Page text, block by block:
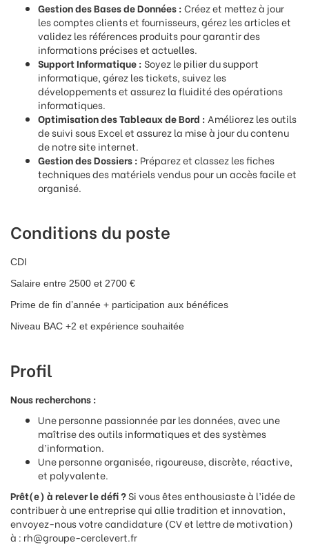
Gestion des Bases de Données :Créez et mettez à jour
les comptes clients et fournisseurs, gérez les articles et
validez les références produits pour garantir des
informations précises et actuelles.
Support Informatique :Soyez le pilier du support
informatique, gérez les tickets, suivez les
développements et assurez la fluidité des opérations
informatiques.
Optimisation des Tableaux de Bord : Améliorez les outils
de suivi sous Excel et assurez la mise à jour du contenu
de notre site internet.
Gestion des Dossiers : Préparez et classez les fiches
techniques des matériels vendus pour un accès facile et
organisé.
Conditions du poste
CDI
Salaire entre 2500 et 2700 €
Prime de fin d’année + participation aux bénéfices
Niveau BAC +2 et expérience souhaitée
Profil
Nous recherchons :
Une personne passionnée par les données, avec une
maîtrise des outils informatiques et des systèmes
d’information.
Une personne organisée, rigoureuse, discrète, réactive,
et polyvalente.
Prêt(e) à relever le défi ?Si vous êtes enthousiaste à l’idée de
contribuer à une entreprise qui allie tradition et innovation,
envoyez-nous votre candidature (CV et lettre de motivation)
à : rh@groupe-cerclevert.fr